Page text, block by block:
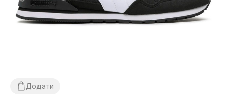
Додати